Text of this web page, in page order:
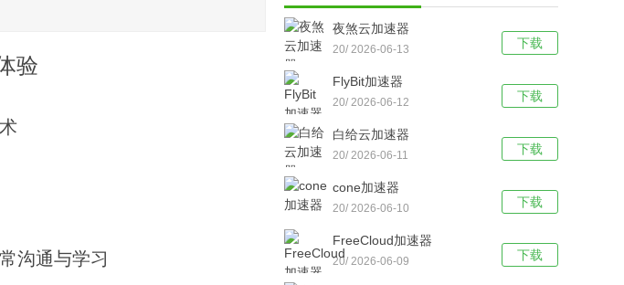
验
沟通与学习
下载
夜煞云加速器
20/ 2026-06-13
下载
FlyBit加速器
20/ 2026-06-12
下载
白给云加速器
20/ 2026-06-11
下载
cone加速器
20/ 2026-06-10
下载
FreeCloud加速器
20/ 2026-06-09